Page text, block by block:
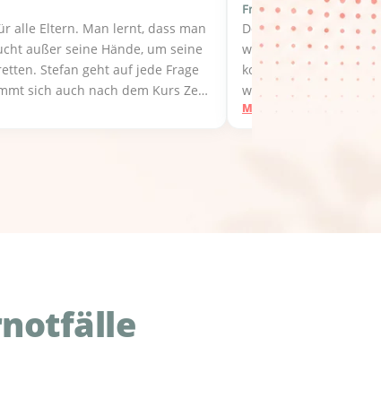
alle Eltern. Man lernt, dass man
außer seine Hände, um seine
Stefan geht auf jede Frage
sich auch nach dem Kurs Zeit
Frank Pfister
Der Kurs ist sein
wichtige Dinge, die
kompetenten
werden.
Mehr lesen